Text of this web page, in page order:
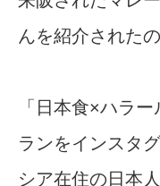
んを紹介された
「日本食×ハラ
ランをインスタ
シア在住の日本